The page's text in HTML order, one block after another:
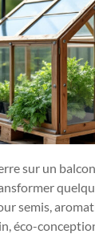
sur un
semis,
éco-